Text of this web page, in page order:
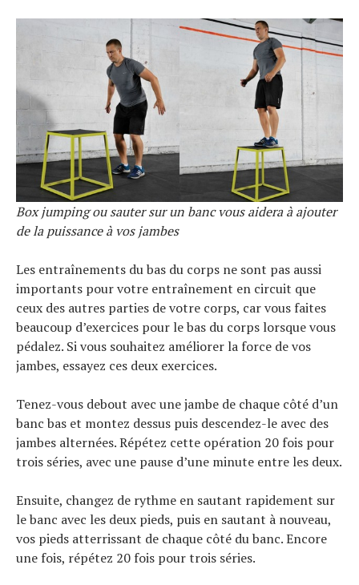
Box jumping ou sauter sur un banc vous aidera à ajouter
de la puissance à vos jambes
Les entraînements du bas du corps ne sont pas aussi
importants pour votre entraînement en circuit que
ceux des autres parties de votre corps, car vous faites
beaucoup d’exercices pour le bas du corps lorsque vous
pédalez. Si vous souhaitez améliorer la force de vos
jambes, essayez ces deux exercices.
Tenez-vous debout avec une jambe de chaque côté d’un
banc bas et montez dessus puis descendez-le avec des
jambes alternées. Répétez cette opération 20 fois pour
trois séries, avec une pause d’une minute entre les deux.
Ensuite, changez de rythme en sautant rapidement sur
le banc avec les deux pieds, puis en sautant à nouveau,
vos pieds atterrissant de chaque côté du banc. Encore
une fois, répétez 20 fois pour trois séries.